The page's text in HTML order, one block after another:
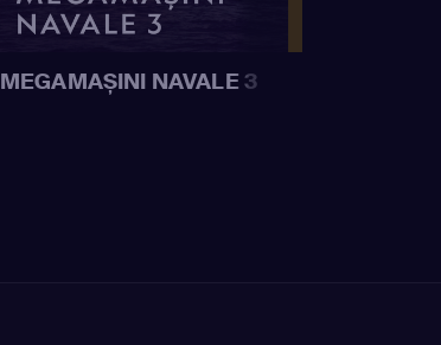
MEGAMAȘINI NAVALE 3